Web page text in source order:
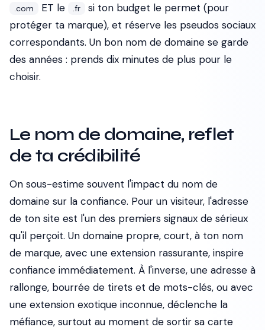
.com ET le .fr
si ton budget le permet (pour
protéger ta marque), et réserve les pseudos sociaux
correspondants. Un bon nom de domaine se garde
des années : prends dix minutes de plus pour le
choisir.
Le nom de domaine, reflet
de ta crédibilité
On sous-estime souvent l'impact du nom de
domaine sur la confiance. Pour un visiteur, l'adresse
de ton site est l'un des premiers signaux de sérieux
qu'il perçoit. Un domaine propre, court, à ton nom
de marque, avec une extension rassurante, inspire
confiance immédiatement. À l'inverse, une adresse à
rallonge, bourrée de tirets et de mots-clés, ou avec
une extension exotique inconnue, déclenche la
méfiance, surtout au moment de sortir sa carte